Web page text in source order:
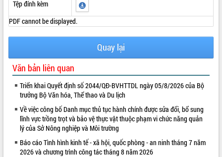
Tệp đính kèm
PDF cannot be displayed.
Quay lại
Văn bản liên quan
Triển khai Quyết định số 2044/QĐ-BVHTTDL ngày 05/8/2026 của Bộ
trưởng Bộ Văn hóa, Thể thao và Du lịch
Về việc công bố Danh mục thủ tục hành chính được sửa đổi, bổ sung
lĩnh vực trồng trọt và bảo vệ thực vật thuộc phạm vi chức năng quản
lý của Sở Nông nghiệp và Môi trường
Báo cáo Tình hình kinh tế - xã hội, quốc phòng - an ninh tháng 7 năm
2026 và chương trình công tác tháng 8 năm 2026